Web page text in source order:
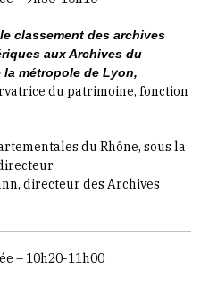
classement des archives
auxArchives du
métropole de Lyon,
du patrimoine, fonction
du Rhône, sous la
directeur des Archives
– 10h20-11h00